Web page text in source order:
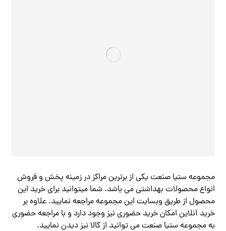
مجموعه ستیا صنعت یکی از برترین مراکز در زمینه پخش و فروش
انواع محصولات بهداشتی می باشد. شما میتوانید برای خرید این
محصول از طریق وبسایت این مجموعه مراجعه نمایید. علاوه بر
خرید آنلاین امکان خرید حضوری نیز وجود دارد و با مراجعه حضوری
به مجموعه ستیا صنعت می توانید از کالا نیز دیدن نمایید.